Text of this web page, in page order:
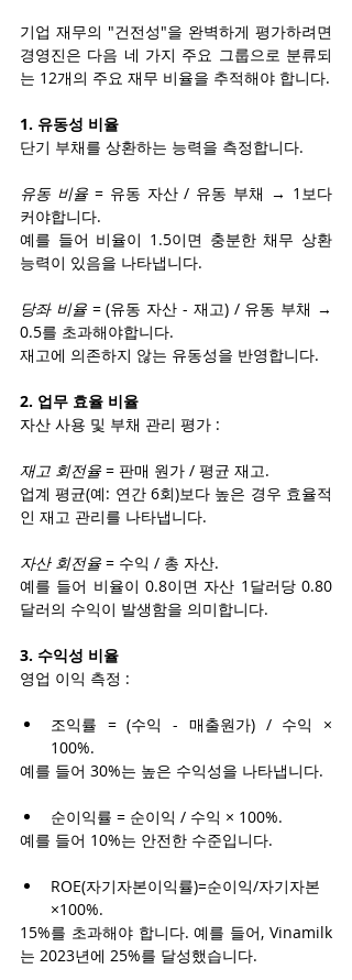
기업 재무의 "건전성"을 완벽하게 평가하려면
경영진은 다음 네 가지 주요 그룹으로 분류되
는 12개의 주요 재무 비율을 추적해야 합니다.
1. 유동성 비율
단기 부채를 상환하는 능력을 측정합니다.
유동 비율 = 유동 자산 / 유동 부채 → 1보다
커야합니다.
예를 들어 비율이 1.5이면 충분한 채무 상환
능력이 있음을 나타냅니다.
당좌 비율 = (유동 자산 - 재고) / 유동 부채 →
0.5를 초과해야합니다.
재고에 의존하지 않는 유동성을 반영합니다.
2. 업무 효율 비율
자산 사용 및 부채 관리 평가 :
재고 회전율 = 판매 원가 / 평균 재고.
업계 평균(예: 연간 6회)보다 높은 경우 효율적
인 재고 관리를 나타냅니다.
자산 회전율 = 수익 / 총 자산.
예를 들어 비율이 0.8이면 자산 1달러당 0.80
달러의 수익이 발생함을 의미합니다.
3. 수익성 비율
영업 이익 측정 :
조익률 = (수익 - 매출원가) / 수익 ×
100%.
예를 들어 30%는 높은 수익성을 나타냅니다.
순이익률 = 순이익 / 수익 × 100%.
예를 들어 10%는 안전한 수준입니다.
ROE(자기자본이익률)=순이익/자기자본
×100%.
15%를 초과해야 합니다. 예를 들어, Vinamilk
는 2023년에 25%를 달성했습니다.